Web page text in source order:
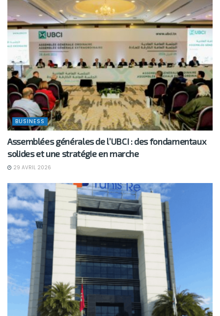
BUSINESS
Assemblées générales de l’UBCI : des fondamentaux
solides et une stratégie en marche
29 AVRIL 2026